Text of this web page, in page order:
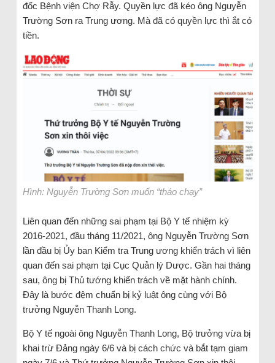
đốc Bệnh viện Chợ Rẫy. Quyền lực đã kéo ông Nguyễn
Trường Sơn ra Trung ương. Mà đã có quyền lực thì ắt có
tiền.
Hình: Nguyễn Trường Sơn muốn “tháo chạy”
Liên quan đến những sai phạm tại Bộ Y tế nhiệm kỳ
2016-2021, đầu tháng 11/2021, ông Nguyễn Trường Sơn
lần đầu bị Ủy ban Kiểm tra Trung ương khiển trách vì liên
quan đến sai phạm tại Cục Quản lý Dược. Gần hai tháng
sau, ông bị Thủ tướng khiển trách về mặt hành chính.
Đây là bước đệm chuẩn bị kỷ luật ông cùng với Bộ
trưởng Nguyễn Thanh Long.
Bộ Y tế ngoài ông Nguyễn Thanh Long, Bộ trưởng vừa bị
khai trừ Đảng ngày 6/6 và bị cách chức và bắt tạm giam